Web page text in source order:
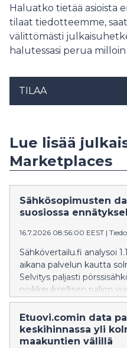
Haluatko tietää asioista
tilaat tiedotteemme,
välittömästi
halutessasi perua milloin
TILAA
Lue lisää
Marketplaces
Sähkösopimusten
suosiossa
16.7.2026 08:56:00 EEST |
Sähkövertailu.fi analysoi
aikana palvelun kautta
Selvitys paljasti
poikkeuksellisen paljon
puoliskolla.
Etuovi.comin data
keskihinnassa yli
maakuntien välillä